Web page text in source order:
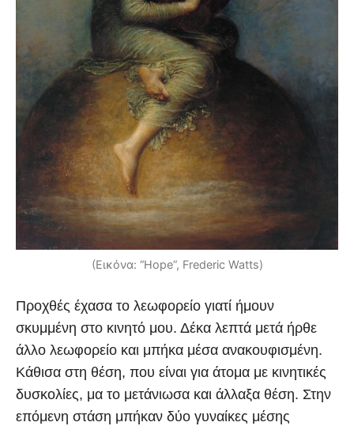
(Εικόνα: “Hope”, Frederic Watts)
Προχθές έχασα το λεωφορείο γιατί ήμουν
σκυμμένη στο κινητό μου. Δέκα λεπτά μετά ήρθε
άλλο λεωφορείο και μπήκα μέσα ανακουφισμένη.
Κάθισα στη θέση, που είναι για άτομα με κινητικές
δυσκολίες, μα το μετάνιωσα και άλλαξα θέση. Στην
επόμενη στάση μπήκαν δύο γυναίκες μέσης